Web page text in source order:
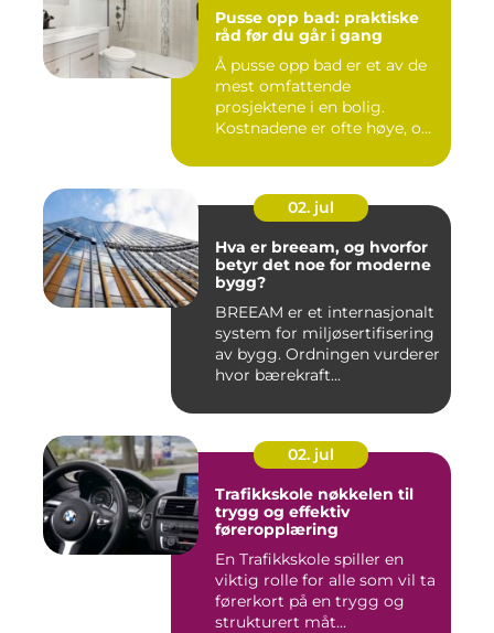
Pusse opp bad: praktiske
råd før du går i gang
Å pusse opp bad er et av de
mest omfattende
prosjektene i en bolig.
Kostnadene er ofte høye, og
02. jul
Hva er breeam, og hvorfor
betyr det noe for moderne
bygg?
BREEAM er et internasjonalt
system for miljøsertifisering
av bygg. Ordningen vurderer
hvor bærekraft...
02. jul
Trafikkskole nøkkelen til
trygg og effektiv
føreropplæring
En Trafikkskole spiller en
viktig rolle for alle som vil ta
førerkort på en trygg og
strukturert måt...